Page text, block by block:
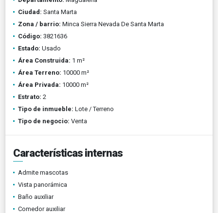
Ciudad: Santa Marta
Zona / barrio: Minca Sierra Nevada De Santa Marta
Código: 3821636
Estado: Usado
Área Construida: 1 m²
Área Terreno: 10000 m²
Área Privada: 10000 m²
Estrato: 2
Tipo de inmueble: Lote / Terreno
Tipo de negocio: Venta
Características internas
Admite mascotas
Vista panorámica
Baño auxiliar
Comedor auxiliar